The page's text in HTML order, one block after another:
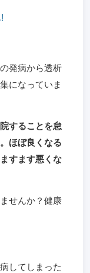
発病から透析
になっていま
することを怠
ほぼ良くなる
すます悪くな
せんか？健康
してしまった